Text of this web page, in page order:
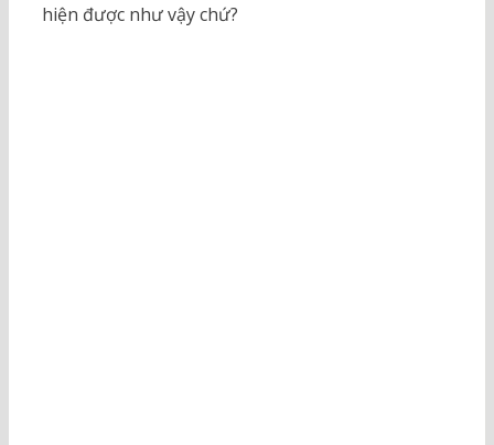
hiện được như vậy chứ?